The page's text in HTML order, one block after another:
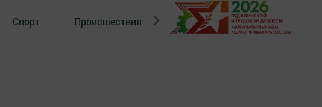
Спорт Происшествия Новости Госавтоинспекции